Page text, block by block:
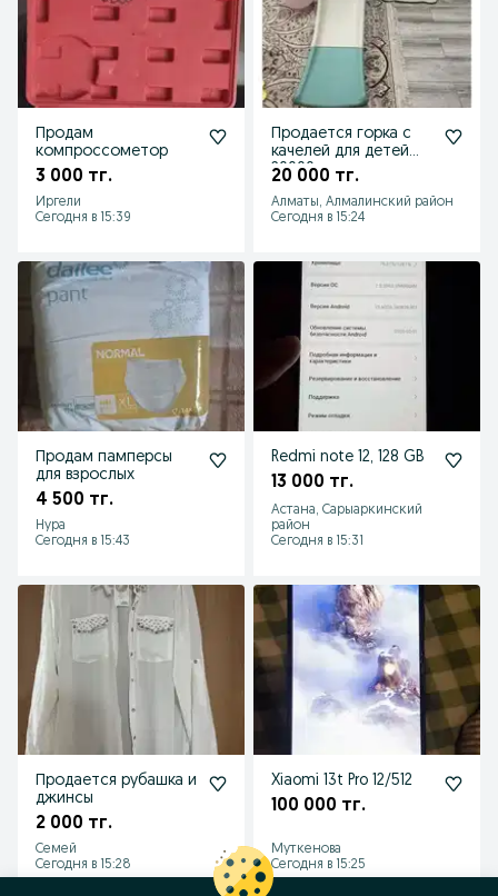
Продам
компроссометор
3 000 тг.
Иргели
Сегодня в 15:39
Продается горка с
качелей для детей
20000
20 000 тг.
Алматы, Алмалинский район
Сегодня в 15:24
Продам памперсы
для взрослых
4 500 тг.
Нура
Сегодня в 15:43
Redmi note 12, 128 GB
13 000 тг.
Астана, Сарыаркинский
район
Сегодня в 15:31
Продается рубашка и
джинсы
2 000 тг.
Семей
Сегодня в 15:28
Xiaomi 13t Pro 12/512
100 000 тг.
Муткенова
Сегодня в 15:25